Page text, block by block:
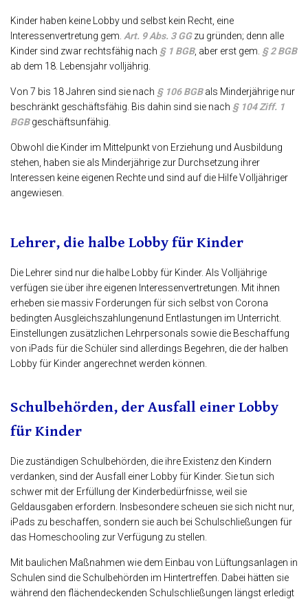
Kinder haben keine Lobby und selbst kein Recht, eine
Interessenvertretung gem. Art. 9 Abs. 3 GGzu gründen; denn alle
Kinder sind zwar rechtsfähig nach § 1 BGB, aber erst gem. § 2 BGB
ab dem 18. Lebensjahr volljährig.
Von 7 bis 18 Jahren sind sie nach § 106 BGBals Minderjährige nur
beschränkt geschäftsfähig. Bis dahin sind sie nach § 104 Ziff. 1
BGBgeschäftsunfähig.
Obwohl die Kinder im Mittelpunkt von Erziehung und Ausbildung
stehen, haben sie als Minderjährige zur Durchsetzung ihrer
Interessen keine eigenen Rechte und sind auf die Hilfe Volljähriger
angewiesen.
Lehrer, die halbe Lobby für Kinder
Die Lehrer sind nur die halbe Lobby für Kinder. Als Volljährige
verfügen sie über ihre eigenen Interessenvertretungen. Mit ihnen
erheben sie massiv Forderungen für sich selbst von Corona
bedingten Ausgleichszahlungenund Entlastungen im Unterricht.
Einstellungen zusätzlichen Lehrpersonals sowie die Beschaffung
von iPads für die Schüler sind allerdings Begehren, die der halben
Lobby für Kinder angerechnet werden können.
Schulbehörden, der Ausfall einer Lobby
für Kinder
Die zuständigen Schulbehörden, die ihre Existenz den Kindern
verdanken, sind der Ausfall einer Lobby für Kinder. Sie tun sich
schwer mit der Erfüllung der Kinderbedürfnisse, weil sie
Geldausgaben erfordern. Insbesondere scheuen sie sich nicht nur,
iPads zu beschaffen, sondern sie auch bei Schulschließungen für
das Homeschooling zur Verfügung zu stellen.
Mit baulichen Maßnahmen wie dem Einbau von Lüftungsanlagen in
Schulen sind die Schulbehörden im Hintertreffen. Dabei hätten sie
während den flächendeckenden Schulschließungen längst erledigt